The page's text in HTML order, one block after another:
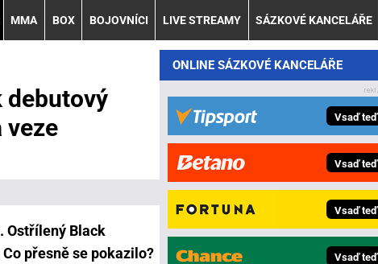
MMA BOX BOJOVNÍCI LIVE STREAMY SÁZKOVÉ KANCELÁŘE
debutový
veze
Ostřílený Black
přesně se pokazilo?
ONLINE SÁZKOVÉ KANCELÁŘE
Vsaď teď
Vsaď teď
Vsaď teď
Vsaď teď